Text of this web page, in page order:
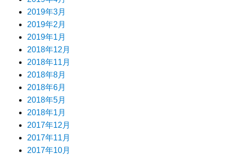
2019年3月
2019年2月
2019年1月
2018年12月
2018年11月
2018年8月
2018年6月
2018年5月
2018年1月
2017年12月
2017年11月
2017年10月